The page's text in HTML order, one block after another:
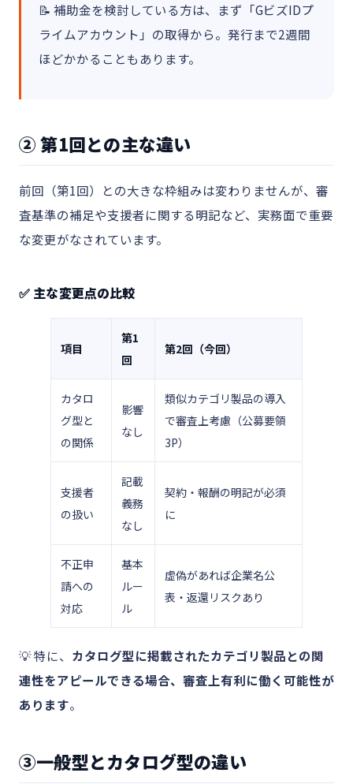
📝 補助金を検討している方は、まず「GビズIDプ
ライムアカウント」の取得から。発行まで2週間
ほどかかることもあります。
② 第1回との主な違い
前回（第1回）との大きな枠組みは変わりませんが、審
査基準の補足や支援者に関する明記など、実務面で重要
な変更がなされています。
✅ 主な変更点の比較
項目
第1
回
第2回（今回）
カタロ
グ型と
の関係
影響
なし
類似カテゴリ製品の導入
で審査上考慮（公募要領
3P）
支援者
の扱い
記載
義務
なし
契約・報酬の明記が必須
に
不正申
請への
対応
基本
ルー
ル
虚偽があれば企業名公
表・返還リスクあり
💡 特に、 カタログ型に掲載されたカテゴリ製品との関
連性をアピールできる場合、審査上有利に働く可能性が
あります。
③一般型とカタログ型の違い